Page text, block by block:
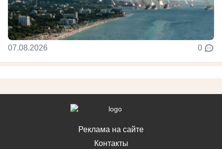
07.08.2026 0
Реклама на сайте
Контакты